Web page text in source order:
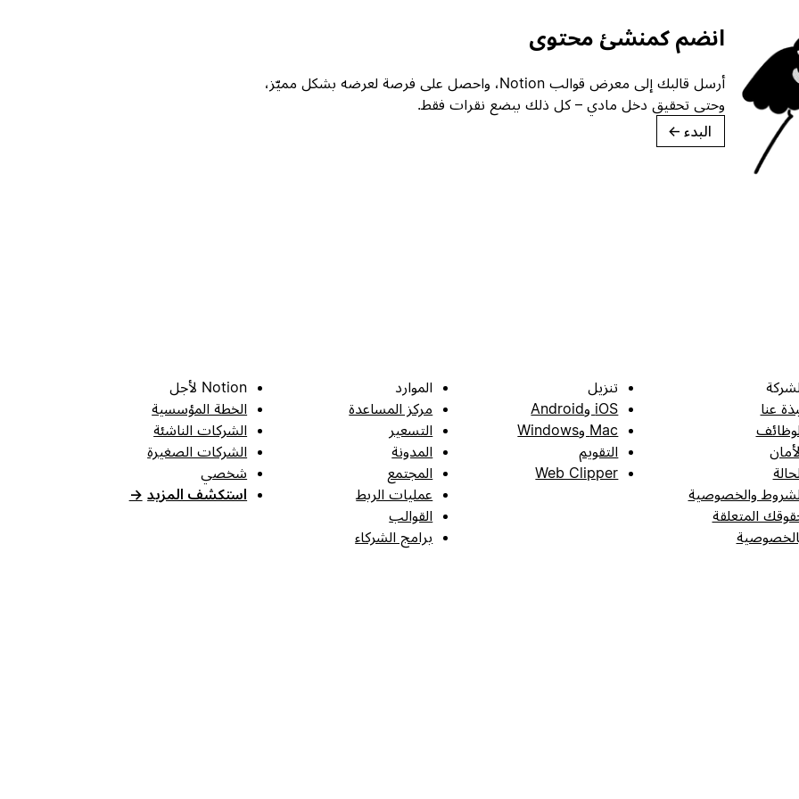
انضم كمنشئ محتوى
أرسل قالبك إلى معرض قوالب Notion، واحصل على فرصة لعرضه بشكل مميّز،
وحتى تحقيق دخل مادي – كل ذلك ببضع نقرات فقط.
البدء →
عنا
والخصوصية
المتعلقة
تنزيل
iOS وAndroid
Mac وWindows
التقويم
Web Clipper
الموارد
مركز المساعدة
التسعير
المدونة
المجتمع
عمليات الربط
القوالب
برامج الشركاء
Notion لأجل
الخطة المؤسسية
الشركات الناشئة
الشركات الصغيرة
شخصي
استكشف المزيد →